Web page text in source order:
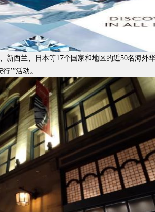
新西兰、日本等17个国家和地区的近50名海
’”活动。